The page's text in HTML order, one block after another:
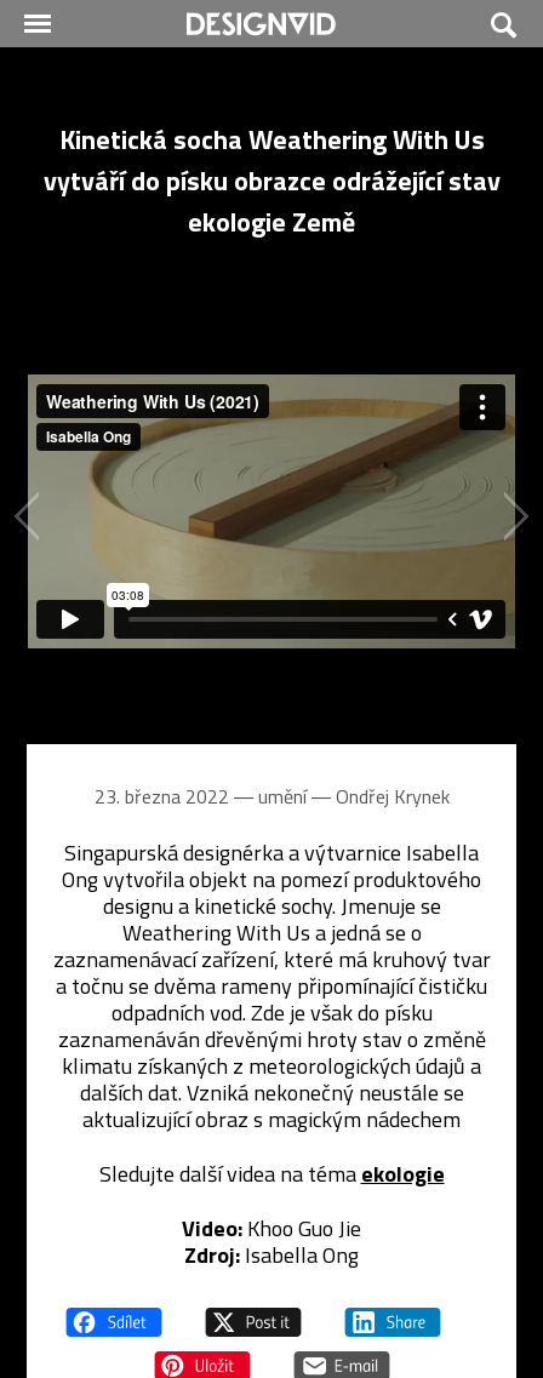
Kinetická socha Weathering With Us
vytváří do písku obrazce odrážející stav
ekologie Země
23. března 2022 ― umění ―Ondřej Krynek
Singapurská designérka a výtvarnice Isabella
Ong vytvořila objekt na pomezí produktového
designu a kinetické sochy. Jmenuje se
Weathering With Us a jedná se o
zaznamenávací zařízení, které má kruhový tvar
a točnu se dvěma rameny připomínající čističku
odpadních vod. Zde je však do písku
zaznamenáván dřevěnými hroty stav o změně
klimatu získaných z meteorologických údajů a
dalších dat. Vzniká nekonečný neustále se
aktualizující obraz s magickým nádechem
Sledujte další videa na témaekologie
Video:Khoo Guo Jie
Zdroj:Isabella Ong